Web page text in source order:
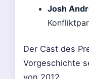
Josh
Der Cast des
Vorgeschichte
von 2012.